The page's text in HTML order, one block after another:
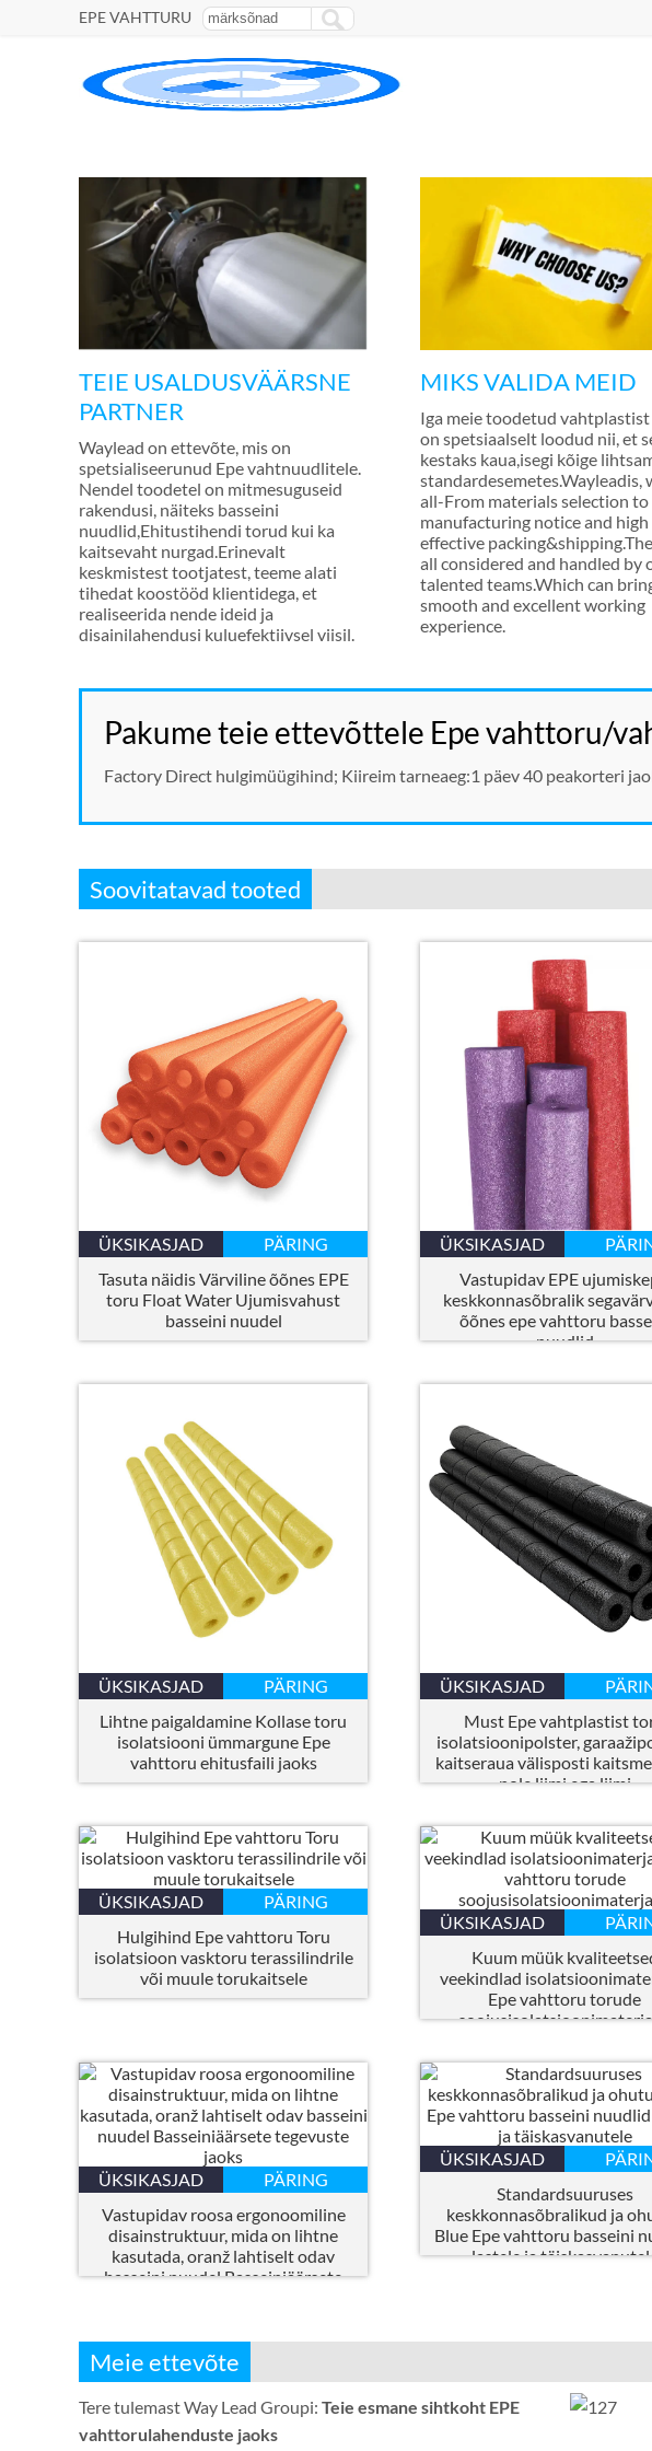
EPE VAHTTURU
TEIE USALDUSVÄÄRSNE
PARTNER
Waylead on ettevõte, mis on
spetsialiseerunud Epe vahtnuudlitele.
Nendel toodetel on mitmesuguseid
rakendusi, näiteks basseini
nuudlid,Ehitustihendi torud kui ka
kaitsevaht nurgad.Erinevalt
keskmistest tootjatest, teeme alati
tihedat koostööd klientidega, et
realiseerida nende ideid ja
disainilahendusi kuluefektiivsel viisil.
MIKS VALIDA MEID
Iga meie toodetud
on spetsiaalselt loodud nii, et
kestaks kaua,isegi kõige
standardesemetes.Wayleadis,
all-From materials selection to
manufacturing notice and high
effective
all considered and handled by
talented teams.Which can
smooth and excellent working
experience.
Pakume teie ettevõttele Epe vahttoru/
Factory Direct hulgimüügihind; Kiireim tarneaeg:1 päev 40 peakorteri
Soovitatavad tooted
ÜKSIKASJAD
PÄRING
Tasuta näidis Värviline õõnes EPE
toru Float Water Ujumisvahust
basseini nuudel
ÜKSIKASJAD
Vastupidav EPE
keskkonnasõbralik
õõnes epe vahttoru
nuudlid
ÜKSIKASJAD
PÄRING
Lihtne paigaldamine Kollase toru
isolatsiooni ümmargune Epe
vahttoru ehitusfaili jaoks
ÜKSIKASJAD
Must Epe vahtplastist
isolatsioonipolster,
kaitseraua välisposti
pole liimi ega liimi
ÜKSIKASJAD
PÄRING
Hulgihind Epe vahttoru Toru
isolatsioon vasktoru terassilindrile
või muule torukaitsele
ÜKSIKASJAD
Kuum müük
veekindlad
Epe vahttoru torude
ÜKSIKASJAD
PÄRING
Vastupidav roosa ergonoomiline
disainstruktuur, mida on lihtne
kasutada, oranž lahtiselt odav
basseini nuudel Basseiniäärsete
ÜKSIKASJAD
Standardsuuruses
keskkonnasõbralikud ja
Blue Epe vahttoru basseini
lastele ja
Meie ettevõte
Tere tulemast Way Lead Groupi: Teie esmane sihtkoht EPE
vahttorulahenduste jaoks